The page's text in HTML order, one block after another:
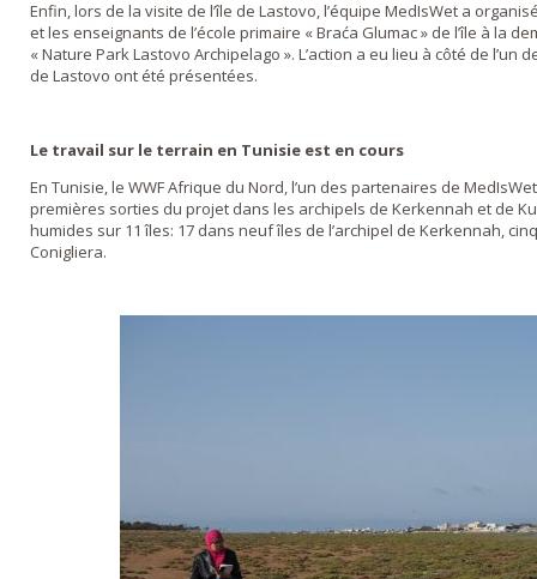
Enfin, lors de la visite de l’île de Lastovo, l’équipe MedIsWet a
et les enseignants de l’école primaire « Braća Glumac » de l’île à la
« Nature Park Lastovo Archipelago ». L’action a eu lieu à côté de l’un
de Lastovo ont été présentées.
Le travail sur le terrain en Tunisie est en cours
En Tunisie, le WWF Afrique du Nord, l’un des partenaires de
premières sorties du projet dans les archipels de Kerkennah et de
humides sur 11 îles: 17 dans neuf îles de l’archipel de Kerkennah,
Conigliera.